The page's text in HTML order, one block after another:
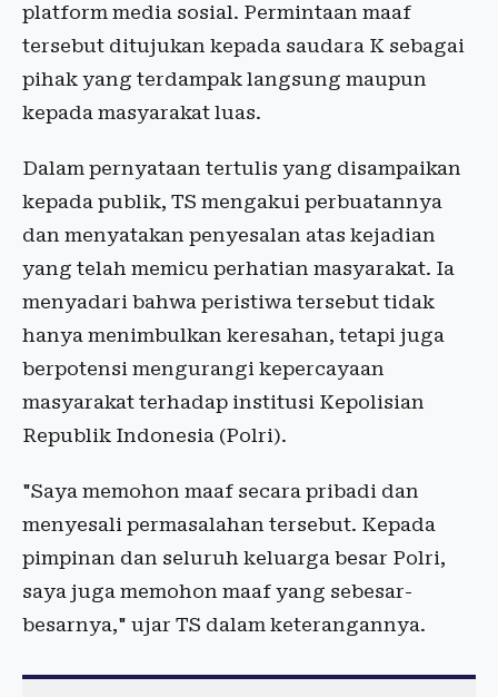
platform media sosial. Permintaan maaf
tersebut ditujukan kepada saudara K sebagai
pihak yang terdampak langsung maupun
kepada masyarakat luas.
Dalam pernyataan tertulis yang disampaikan
kepada publik, TS mengakui perbuatannya
dan menyatakan penyesalan atas kejadian
yang telah memicu perhatian masyarakat. Ia
menyadari bahwa peristiwa tersebut tidak
hanya menimbulkan keresahan, tetapi juga
berpotensi mengurangi kepercayaan
masyarakat terhadap institusi Kepolisian
Republik Indonesia (Polri).
"Saya memohon maaf secara pribadi dan
menyesali permasalahan tersebut. Kepada
pimpinan dan seluruh keluarga besar Polri,
saya juga memohon maaf yang sebesar-
besarnya," ujar TS dalam keterangannya.